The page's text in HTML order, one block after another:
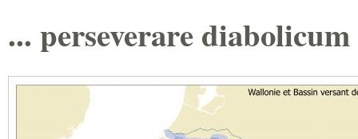
... perseverare diabolicum